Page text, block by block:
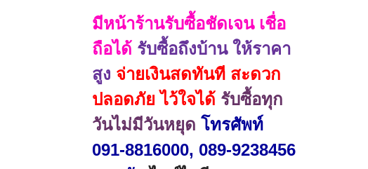
มีหน้าร้านรับซื้อชัดเจน เชื่อ
ถือได้ รับซื้อถึงบ้าน ให้ราคา
สูง จ่ายเงินสดทันที สะดวก
ปลอดภัย ไว้ใจได้ รับซื้อทุก
วันไม่มีวันหยุด โทรศัพท์
091-8816000, 089-9238456